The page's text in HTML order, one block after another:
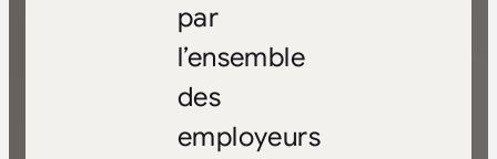
par
l’ensemble
des
employeurs